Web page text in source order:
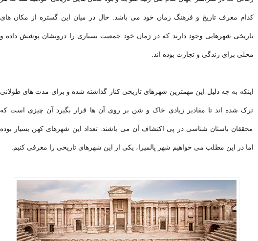
کدام معرف تاریخ و فرهنگ زمان خود می باشد. حال در میان این گستره از مکان های
تاریخی شهرهایی وجود دارند که در زمان خود جمعیت بسیاری را درونشان پوشش داده و
محلی برای زندگی و تجارت بوده اند.
اینکه به چه دلیل این مهمترین شهرهای تاریخی کنار گذاشته شده و برای مدت های طولانی
ترک شده اند تا مقادیر زیادی خاک و شن بر روی آن ها قرار بگیرد آن چیزی است که
محققان باستان شناسی در پی اکتشاف آن می باشند. تعداد این شهرهای کهن بسیار بوده
اما در این مطلب می خواهیم شهر پالمیرا، یکی از این شهرهای تاریخی را معرفی کنیم.